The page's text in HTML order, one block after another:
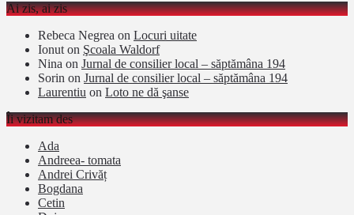
Ai zis, ai zis
Rebeca Negrea on Locuri uitate
Ionuton Şcoala Waldorf
Nina on Jurnal de consilier local – săptămâna 194
Sorin on Jurnal de consilier local – săptămâna 194
Laurentiu on Loto ne dă şanse
Îi vizitam des
Ada
Andreea- tomata
Andrei Crivăț
Bogdana
Cetin